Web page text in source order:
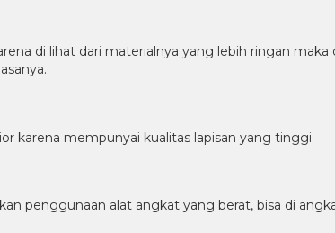
di lihat dari materialnya yang lebih ringan
karena mempunyai kualitas lapisan yang tinggi.
penggunaan alat angkat yang berat, bisa di